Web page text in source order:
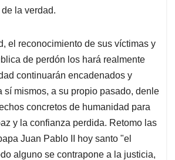
la verdad.
el reconocimiento de sus víctimas y
de perdón los hará realmente
continuarán encadenados y
sí mismos, a su propio pasado, denle
concretos de humanidad para
y la confianza perdida. Retomo las
Juan Pablo II hoy santo "el
alguno se contrapone a la justicia,